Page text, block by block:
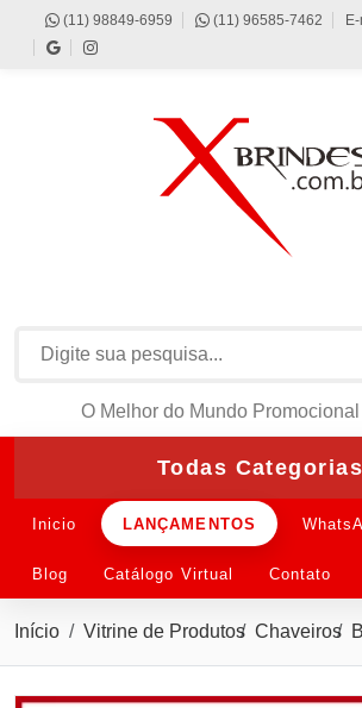
(11) 98849-6959 (11) 96585-7462
O Melhor do Mundo
Todas Categorias
Inicio LANÇAMENTOS
Blog Catálogo Virtual Contato
Início Vitrine de Produtos Chaveiros